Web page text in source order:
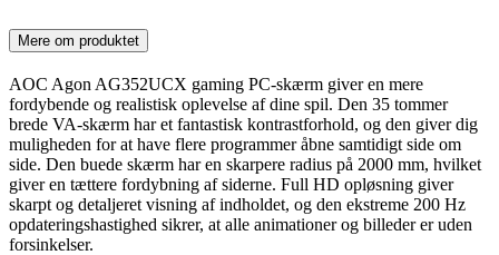
Mere om produktet
AOC Agon AG352UCX gaming PC-skærm giver en mere
fordybende og realistisk oplevelse af dine spil. Den 35 tommer
brede VA-skærm har et fantastisk kontrastforhold, og den giver dig
muligheden for at have flere programmer åbne samtidigt side om
side. Den buede skærm har en skarpere radius på 2000 mm, hvilket
giver en tættere fordybning af siderne. Full HD opløsning giver
skarpt og detaljeret visning af indholdet, og den ekstreme 200 Hz
opdateringshastighed sikrer, at alle animationer og billeder er uden
forsinkelser.